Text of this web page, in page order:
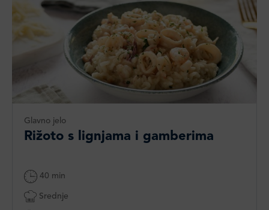
Glavno jelo
Rižoto s lignjama i gamberima
40 min
Srednje